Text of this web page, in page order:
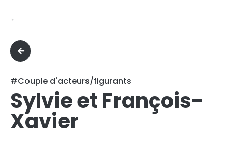
#Couple d'acteurs/figurants
Sylvie et François-
Xavier